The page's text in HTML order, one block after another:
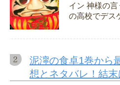
イン 神様の
の高校でデス
泥濘の食卓1巻から
想とネタバレ！結末